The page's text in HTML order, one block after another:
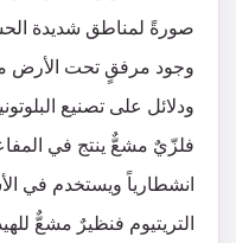
صورةً لمناطق شديدة
وجود مرفقٍ تحت الأرض
ودلائل على تصنيع
فلزّيٌ مشعٌّ ينتج في
انشطارياً ويستخدم في
التريتيوم فنظيرٌ مشعٌّ